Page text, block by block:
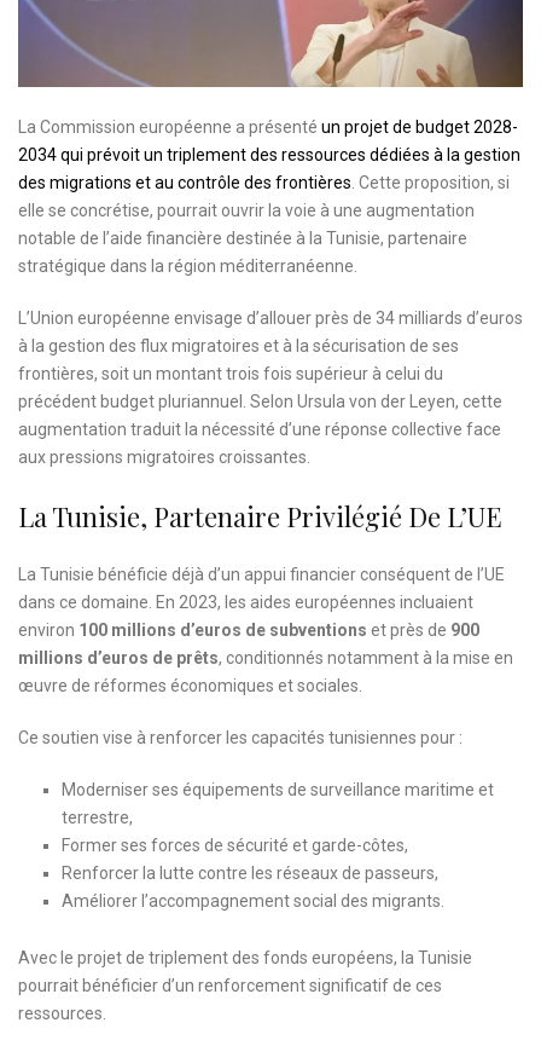
La Commission européenne a présenté un projet de budget 2028-
2034 qui prévoit un triplement des ressources dédiées à la gestion
des migrations et au contrôle des frontières. Cette proposition, si
elle se concrétise, pourrait ouvrir la voie à une augmentation
notable de l’aide financière destinée à la Tunisie, partenaire
stratégique dans la région méditerranéenne.
L’Union européenne envisage d’allouer près de 34 milliards d’euros
à la gestion des flux migratoires et à la sécurisation de ses
frontières, soit un montant trois fois supérieur à celui du
précédent budget pluriannuel. Selon Ursula von der Leyen, cette
augmentation traduit la nécessité d’une réponse collective face
aux pressions migratoires croissantes.
La Tunisie, Partenaire Privilégié De L’UE
La Tunisie bénéficie déjà d’un appui financier conséquent de l’UE
dans ce domaine. En 2023, les aides européennes incluaient
environ 100 millions d’euros de subventions et près de 900
millions d’euros de prêts, conditionnés notamment à la mise en
œuvre de réformes économiques et sociales.
Ce soutien vise à renforcer les capacités tunisiennes pour :
Moderniser ses équipements de surveillance maritime et
terrestre,
Former ses forces de sécurité et garde-côtes,
Renforcer la lutte contre les réseaux de passeurs,
Améliorer l’accompagnement social des migrants.
Avec le projet de triplement des fonds européens, la Tunisie
pourrait bénéficier d’un renforcement significatif de ces
ressources.